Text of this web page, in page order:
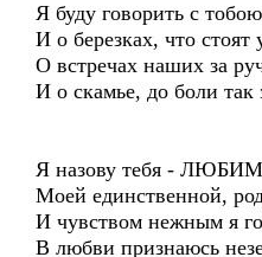
Я буду говорить с
И о березках, что стоят
О встречах наших за
И о скамье, до боли так
Я назову тебя -
Моей единственной,
И чувством нежным я
В любви признаюсь